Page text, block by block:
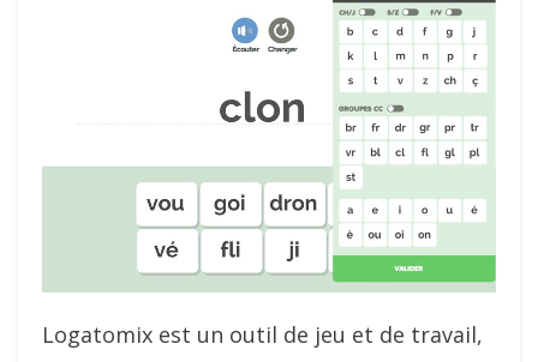
Logatomix est un outil de jeu et de travail,